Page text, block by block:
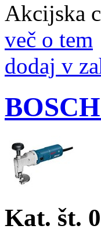
Akcijska
več o tem
dodaj v
Kat. št.